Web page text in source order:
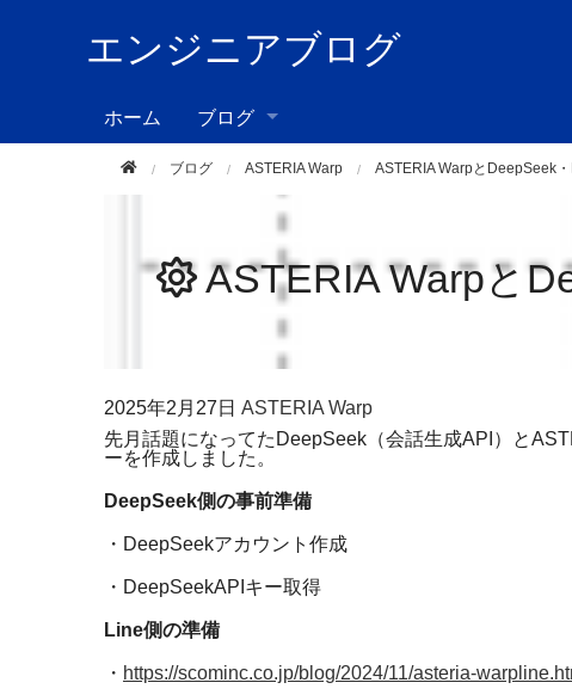
エンジニアブログ
ホーム ブログ
ブログ ASTERIA Warp ASTERIA WarpとDeepSeek
ASTERIA Warpと
2025年2月27日 ASTERIA Warp
先月話題になってた DeepSeek （会話生成API ）と
ーを作成しました。
DeepSeek側の事前準備
・ DeepSeekアカウント作成
・ DeepSeekAPI キー取得
Line側の準備
・ https://scominc.co.jp/blog/2024/11/asteria-